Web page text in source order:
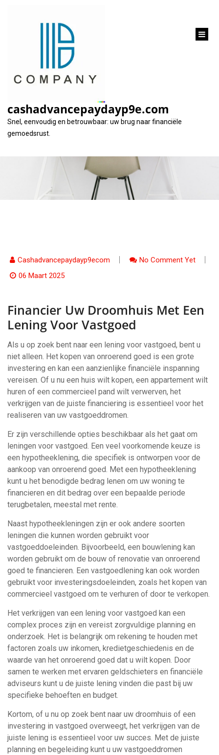
cashadvancepaydayp9e.com
Snel, eenvoudig en betrouwbaar: uw brug naar financiële
gemoedsrust.
Financier uw
droomhuis met een
lening voor vastgoed
Cashadvancepaydayp9ecom
No Comment Yet
06 Maart 2025
Financier Uw Droomhuis Met Een
Lening Voor Vastgoed
Als u op zoek bent naar een lening voor vastgoed, bent u
niet alleen. Het kopen van onroerend goed is een grote
investering en kan een aanzienlijke financiële inspanning
vereisen. Of u nu een huis wilt kopen, een appartement wilt
huren of een commercieel pand wilt verwerven, het
verkrijgen van de juiste financiering is essentieel voor het
realiseren van uw vastgoeddromen.
Er zijn verschillende opties beschikbaar als het gaat om
leningen voor vastgoed. Een veel voorkomende keuze is
een hypotheeklening, die specifiek is ontworpen voor de
aankoop van onroerend goed. Met een hypotheeklening
kunt u het benodigde bedrag lenen om uw woning te
financieren en dit bedrag over een bepaalde periode
terugbetalen, meestal met rente.
Naast hypotheekleningen zijn er ook andere soorten
leningen die kunnen worden gebruikt voor
vastgoeddoeleinden. Bijvoorbeeld, een bouwlening kan
worden gebruikt om de bouw of renovatie van onroerend
goed te financieren. Een vastgoedlening kan ook worden
gebruikt voor investeringsdoeleinden, zoals het kopen van
commercieel vastgoed om te verhuren of door te verkopen.
Het verkrijgen van een lening voor vastgoed kan een
complex proces zijn en vereist zorgvuldige planning en
onderzoek. Het is belangrijk om rekening te houden met
factoren zoals uw inkomen, kredietgeschiedenis en de
waarde van het onroerend goed dat u wilt kopen. Door
samen te werken met ervaren geldschieters en financiële
adviseurs kunt u de juiste lening vinden die past bij uw
specifieke behoeften en budget.
Kortom, of u nu op zoek bent naar uw droomhuis of een
investering in vastgoed overweegt, het verkrijgen van de
juiste lening is essentieel voor uw succes. Met de juiste
planning en begeleiding kunt u uw vastgoeddromen